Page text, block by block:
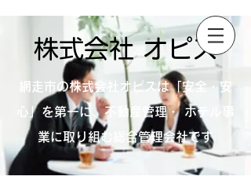
株式会社 オピス
網走市の株式会社オピスは「安全・安
心」を第一に、不動産管理・ ホテル事
業に取り組む総合管理会社です